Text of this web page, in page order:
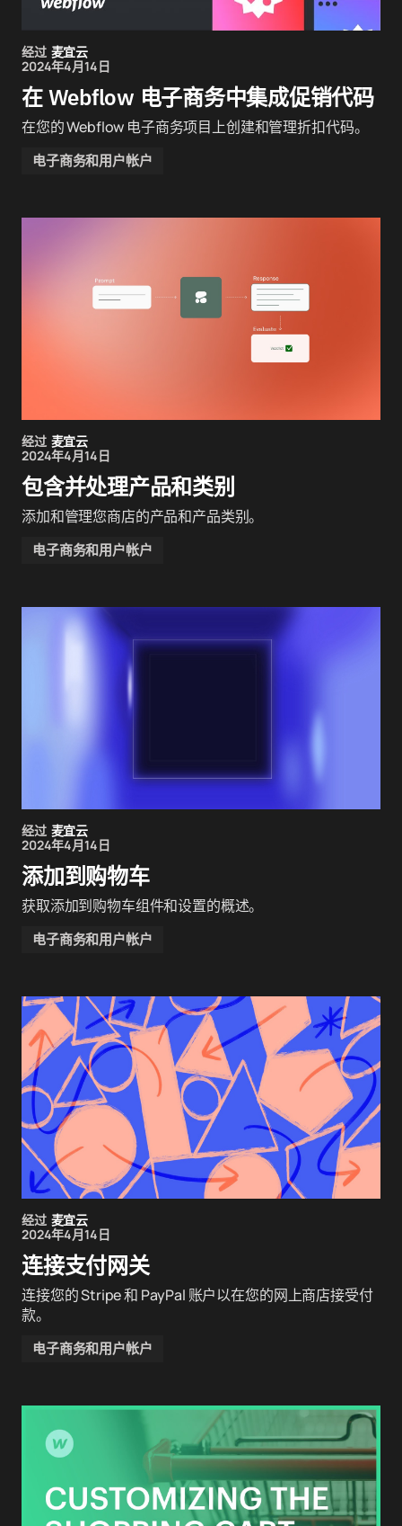
经过 麦宜云
2024年4月14日
在 Webflow 电子商务中集成促销代码
在您的 Webflow 电子商务项目上创建和管理折扣代码。
电子商务和用户帐户
经过 麦宜云
2024年4月14日
包含并处理产品和类别
添加和管理您商店的产品和产品类别。
电子商务和用户帐户
经过 麦宜云
2024年4月14日
添加到购物车
获取添加到购物车组件和设置的概述。
电子商务和用户帐户
经过 麦宜云
2024年4月14日
连接支付网关
连接您的 Stripe 和 PayPal 账户以在您的网上商店接受付
款。
电子商务和用户帐户